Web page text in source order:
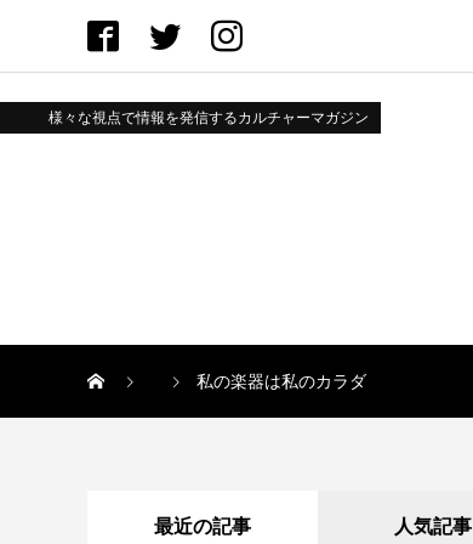
様々な視点で情報を発信するカルチャーマガジン
私の楽器は私のカラダ
最近の記事 人気記事